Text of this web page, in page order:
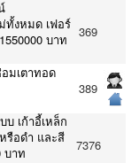
ทั้งหมด เฟอร์
บาท
369
มเตาทอด
389
บ เก้าอี้เหล็ก
รือดำ และสี
บาท
7376